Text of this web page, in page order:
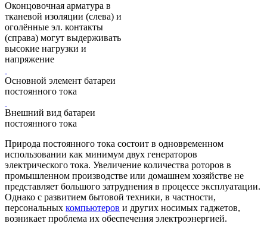
Оконцовочная арматура в
тканевой изоляции (слева) и
оголённые эл. контакты
(справа) могут выдерживать
высокие нагрузки и
напряжение
Основной элемент батареи
постоянного тока
Внешний вид батареи
постоянного тока
Природа постоянного тока состоит в одновременном
использовании как минимум двух генераторов
электрического тока. Увеличение количества роторов в
промышленном производстве или домашнем хозяйстве не
представляет большого затруднения в процессе эксплуатации.
Однако с развитием бытовой техники, в частности,
персональных компьютеров и других носимых гаджетов,
возникает проблема их обеспечения электроэнергией.